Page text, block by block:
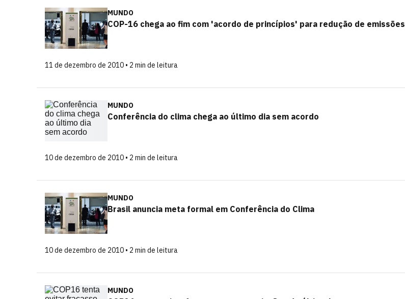
MUNDO
COP-16 chega ao fim com 'acordo de princípios' para redução de emissões
11 de dezembro de 2010 • 2 min de leitura
MUNDO
Conferência do clima chega ao último dia sem acordo
10 de dezembro de 2010 • 2 min de leitura
MUNDO
Brasil anuncia meta formal em Conferência do Clima
10 de dezembro de 2010 • 2 min de leitura
MUNDO